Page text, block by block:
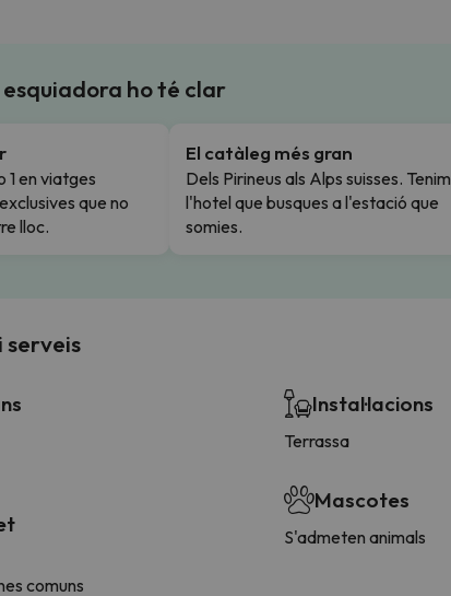
ho té clar
1 en viatges
que no
lloc.
El catàleg més gran
Dels Pirineus als Alps suisses. Tenim
l'hotel que busques a l'estació que
somies.
serveis
comuns
Instal·lacions
Terrassa
Mascotes
S'admeten animals